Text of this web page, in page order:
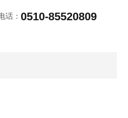
话：0510-85520809